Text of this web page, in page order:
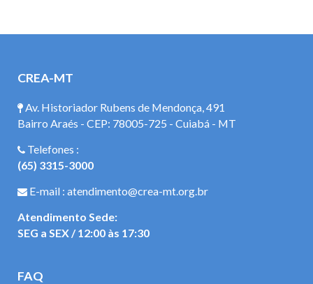
CREA-MT
Av. Historiador Rubens de Mendonça, 491
Bairro Araés - CEP: 78005-725 - Cuiabá - MT
Telefones :
(65) 3315-3000
E-mail : atendimento@crea-mt.org.br
Atendimento Sede:
SEG a SEX / 12:00 às 17:30
FAQ